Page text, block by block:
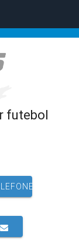
futebol